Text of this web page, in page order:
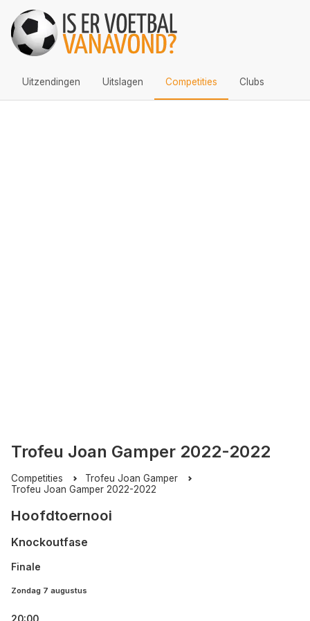
Uitzendingen Uitslagen Competities Clubs
Trofeu Joan Gamper 2022-2022
Competities
Trofeu Joan Gamper
Trofeu Joan Gamper 2022-2022
Hoofdtoernooi
Knockoutfase
Finale
Zondag 7 augustus
20:00